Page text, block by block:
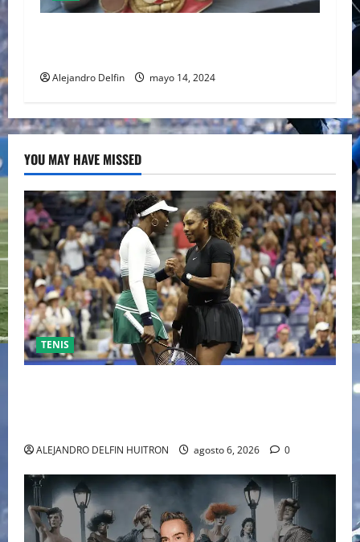
Alejandro Delfin mayo 14, 2024
YOU MAY HAVE MISSED
TENIS
ALEJANDRO DELFIN HUITRON agosto 6, 2026 0